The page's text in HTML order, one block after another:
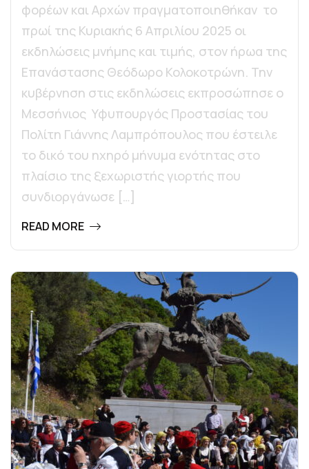
φορέων και Αρχών πραγματοποιηθήκαν το
πρωί της Κυριακής 6 Απριλίου 2025 οι
εκδηλώσεις μνήμης και τιμής, στον ήρωα της
Επανάστασης Θεόδωρο Κολοκοτρώνη. Την
κυβέρνηση στις εκδηλώσεις εκπροσώπησε ο
Μεσσήνιος Υφυπουργός Προστασίας του
Πολίτη Γιάννης Λαμπρόπουλος που έστειλε
το δικό του ηχηρό μήνυμα ενότητας στο
πλαίσιο της ξεχωριστής γιορτής που
συνδιοργάνωσε […]
READ MORE